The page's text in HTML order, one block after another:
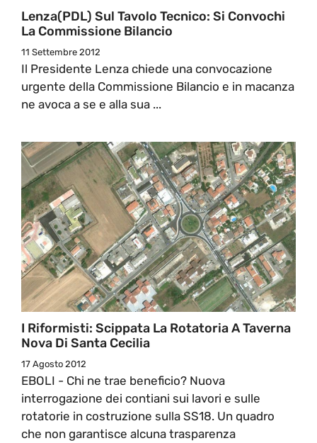
Lenza(PDL) Sul Tavolo Tecnico: Si Convochi
La Commissione Bilancio
11 Settembre 2012
Il Presidente Lenza chiede una convocazione
urgente della Commissione Bilancio e in macanza
ne avoca a se e alla sua ...
I Riformisti: Scippata La Rotatoria A Taverna
Nova Di Santa Cecilia
17 Agosto 2012
EBOLI - Chi ne trae beneficio? Nuova
interrogazione dei contiani sui lavori e sulle
rotatorie in costruzione sulla SS18. Un quadro
che non garantisce alcuna trasparenza